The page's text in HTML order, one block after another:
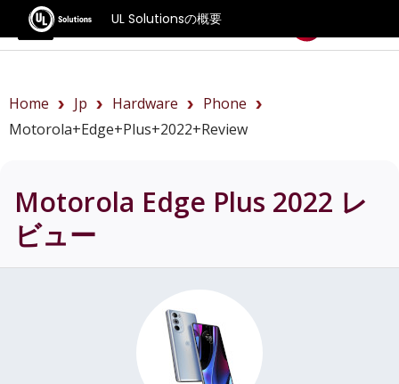
UL Solutionsの概要
ベンチマーク
Home Jp Hardware
Phone
Motorola+Edge+Plus+2022+review
Motorola Edge Plus 2022 レ
ビュー